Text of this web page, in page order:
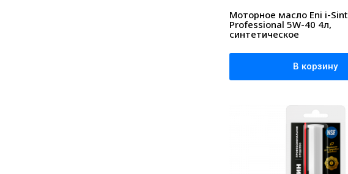
Моторное масло Eni i-Sint
Professional 5W-40 4л,
синтетическое
В корзину